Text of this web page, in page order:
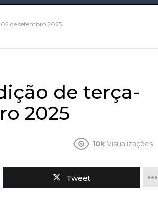
de setembro 2025
de terça-
2025
10k Visualizações
Tweet